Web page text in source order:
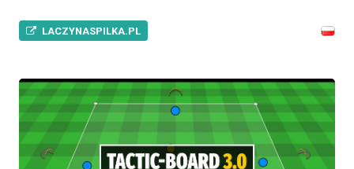
LACZYNASPILKA.PL